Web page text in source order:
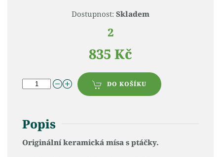
Dostupnost: Skladem
2
835 Kč
DO KOŠÍKU
Popis
Originální keramická mísa s ptáčky.